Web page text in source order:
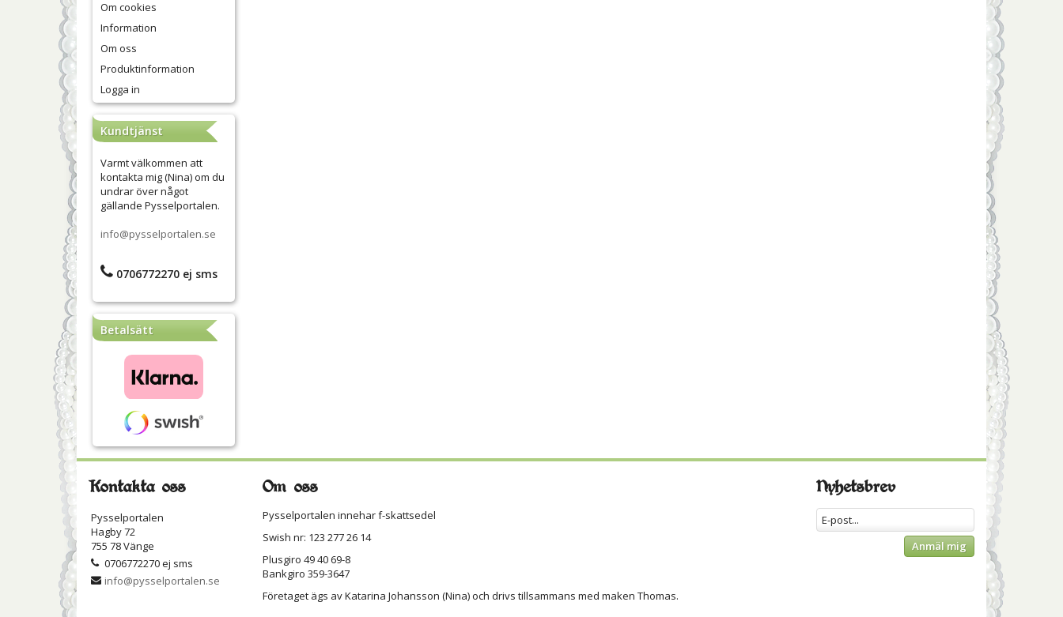
Om cookies
Information
Om oss
Produktinformation
Logga in
Kundtjänst
Varmt välkommen att
kontakta mig (Nina) om du
undrar över något
gällande Pysselportalen.
info@pysselportalen.se
0706772270 ej sms
Betalsätt
Kontakta oss
Pysselportalen
Hagby 72
755 78 Vänge
0706772270 ej sms
info@pysselportalen.se
Nyhetsbrev
Anmäl mig
Om oss
Pysselportalen innehar f-skattsedel
Swish nr: 123 277 26 14
Plusgiro 49 40 69-8
Bankgiro 359-3647
Företaget ägs av Katarina Johansson (Nina) och drivs tillsammans med maken Thomas.